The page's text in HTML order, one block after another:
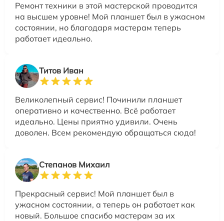
Ремонт техники в этой мастерской проводится
на высшем уровне! Мой планшет был в ужасном
состоянии, но благодаря мастерам теперь
работает идеально.
Титов Иван
Великолепный сервис! Починили планшет
оперативно и качественно. Всё работает
идеально. Цены приятно удивили. Очень
доволен. Всем рекомендую обращаться сюда!
Степанов Михаил
Прекрасный сервис! Мой планшет был в
ужасном состоянии, а теперь он работает как
новый. Большое спасибо мастерам за их